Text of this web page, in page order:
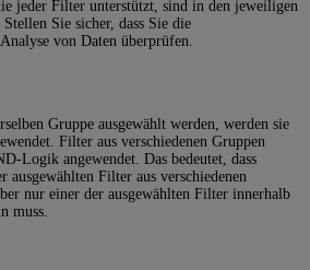
jeder Filter unterstützt, sind in den jeweiligen
Sie sicher, dass Sie die
von Daten überprüfen.
Gruppe ausgewählt werden, werden sie
Filter aus verschiedenen Gruppen
Logik angewendet. Das bedeutet, dass
Filter aus verschiedenen
nur einer der ausgewählten Filter innerhalb
muss.